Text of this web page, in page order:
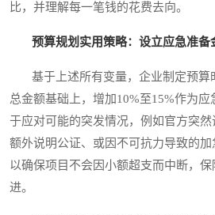
比，并理解每一笔钱的花费去向。
预算规划实用策略：设立应急准备
基于上述所有变量，企业制定预算
总金额基础上，增加10%至15%作为
于应对可能的突发情况，例如官方突
额外说明公证、或因不可抗力导致的加
以确保项目不会因小额超支而中断，
进。